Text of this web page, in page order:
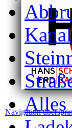
NavigationAlles